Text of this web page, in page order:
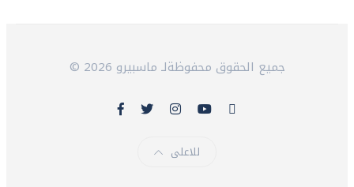
© 2026 جميع الحقوق محفوظةلـ ماسبيرو
للاعلى